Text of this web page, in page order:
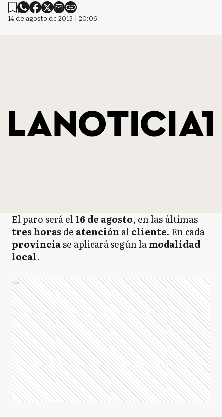
14 de agosto de 2013 | 20:06
El paro será el16 de agosto, en las últimas
tres horas de atención alcliente. En cada
provinciase aplicará según lamodalidad
local.
Ads